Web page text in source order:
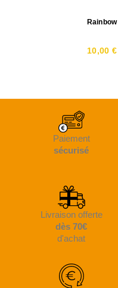
Rainbow
10,00 €
Paiement
sécurisé
Livraison offerte
dès 70€
d'achat